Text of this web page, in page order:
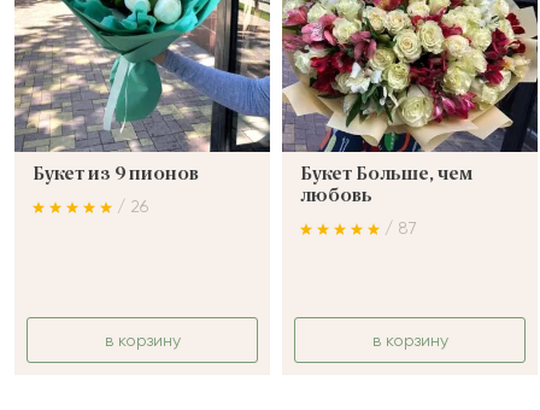
Букет из 9 пионов
/ 26
в корзину
Букет Больше, чем
любовь
/ 87
в корзину